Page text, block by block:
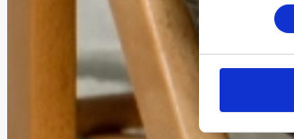
consentimiento